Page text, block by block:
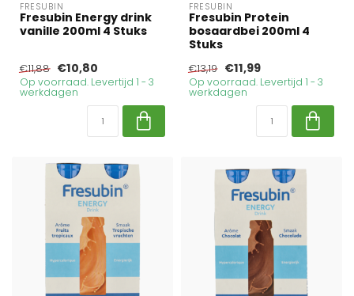
FRESUBIN
Fresubin Energy drink
vanille 200ml 4 Stuks
€11,88 €10,80
Op voorraad. Levertijd 1 - 3
werkdagen
FRESUBIN
Fresubin Protein
bosaardbei 200ml 4
Stuks
€13,19 €11,99
Op voorraad. Levertijd 1 - 3
werkdagen